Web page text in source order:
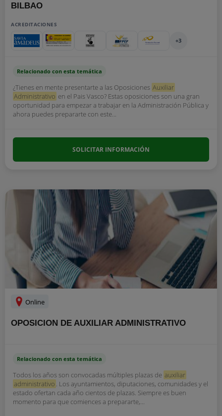
BILBAO
ACREDITACIONES
+3
Relacionado con esta temática
¿Tienes en mente presentarte a las Oposiciones Auxiliar
Administrativo en el Pais Vasco? Estas oposiciones son una gran
oportunidad para empezar a trabajar en la Administración Pública y
ahora puedes prepararte con este...
SOLICITAR INFORMACIÓN
Online
OPOSICION DE AUXILIAR ADMINISTRATIVO
Relacionado con esta temática
Todos los años son convocadas múltiples plazas de auxiliar
administrativo . Los ayuntamientos, diputaciones, comunidades y el
estado ofertan cada año cientos de plazas. Siempre es buen
momento para que comiences a prepararte,...